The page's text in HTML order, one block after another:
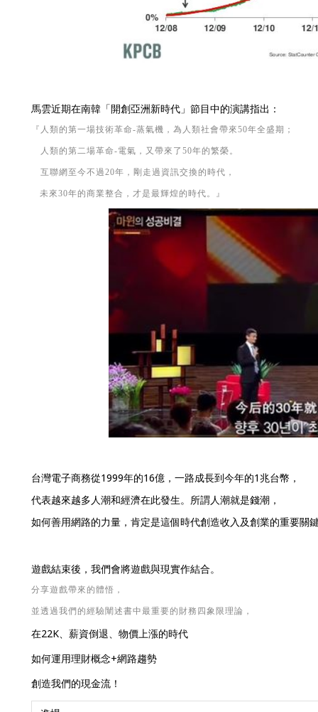
馬雲近期在南韓「開創亞洲新時代」節目中的演講指出：
『人類的第一場技術革命-蒸氣機，為人類社會帶來50年全盛期；
人類的第二場革命-電氣，又帶來了50年的繁榮。
互聯網至今不過20年，剛走過資訊交換的時代，
未來30年的商業整合，才是最輝煌的時代。』
台灣電子商務從1999年的16億，一路成長到今年的1兆台幣，
代表越來越多人潮和經濟在此發生。所謂人潮就是錢潮，
如何善用網路的力量，肯定是這個時代創造收入及創業的重要關
遊戲結束後，我們會將遊戲與現實作結合。
分享遊戲帶來的體悟，
並透過我們的經驗闡述書中最重要的財務四象限理論，
在22K、薪資倒退、物價上漲的時代
如何運用理財概念+網路趨勢
創造我們的現金流！